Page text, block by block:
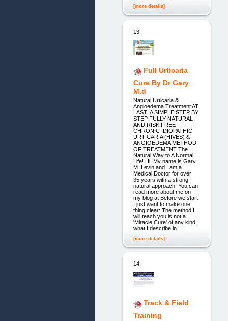
[more details]
13.
Full Urticaria
Cure By Dr Gary
M.d
Natural Urticaria &
Angioedema Treatment AT
LAST! A SIMPLE STEP BY
STEP FULLY NATURAL
AND RISK FREE
CHRONIC IDIOPATHIC
URTICARIA (HIVES) &
ANGIOEDEMA METHOD
OF TREATMENT The
Natural Way to A Normal
Life! Hi, My name is Gary
M. Levin and I am a
Medical Doctor for over
35 years with a strong
natural approach. You can
read more about me on
my blog at Before we start
I just want to make one
thing clear: The method I
will teach you is not a
'Miracle Cure' of any kind,
what I describe in
[more details]
14.
Track & Field
Training